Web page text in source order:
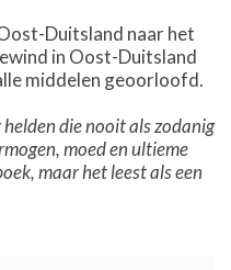
Duitsland naar het
in Oost-Duitsland
middelen geoorloofd.
die nooit als zodanig
moed en ultieme
maar het leest als een